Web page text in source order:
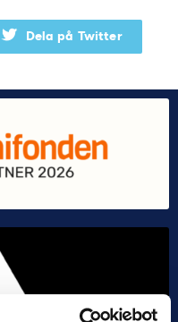
Dela på Twitter